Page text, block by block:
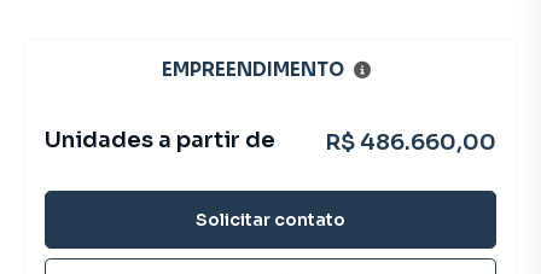
EMPREENDIMENTO
Unidades a partir de R$ 486.660,00
Solicitar contato